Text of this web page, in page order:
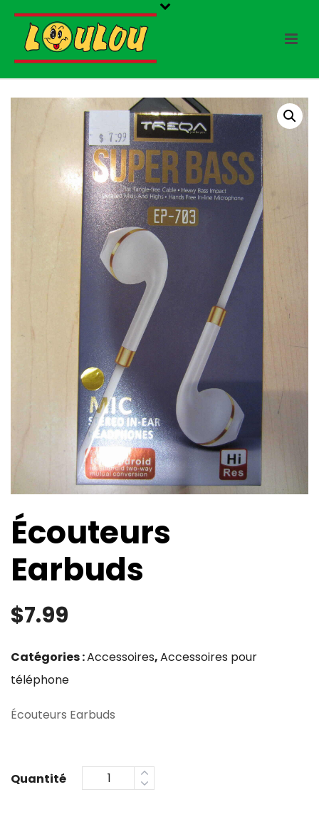
Écouteurs
Earbuds
$7.99
Catégories :Accessoires,Accessoires pour
téléphone
Écouteurs Earbuds